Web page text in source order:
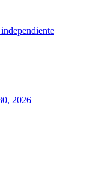
2026